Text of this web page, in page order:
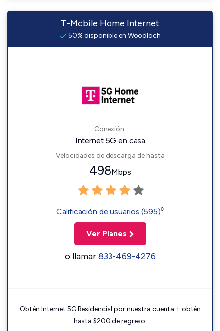
T-Mobile Home Internet
50% disponible en Woodloch
Conexión:
Internet 5G en casa
Velocidades de descarga de hasta
498Mbps
Calificación de usuarios (595)◊
Ver Planes
o llamar833-469-4276
Obtén Internet 5G Residencial por nuestra cuenta + obtén
hasta $200 de regreso.